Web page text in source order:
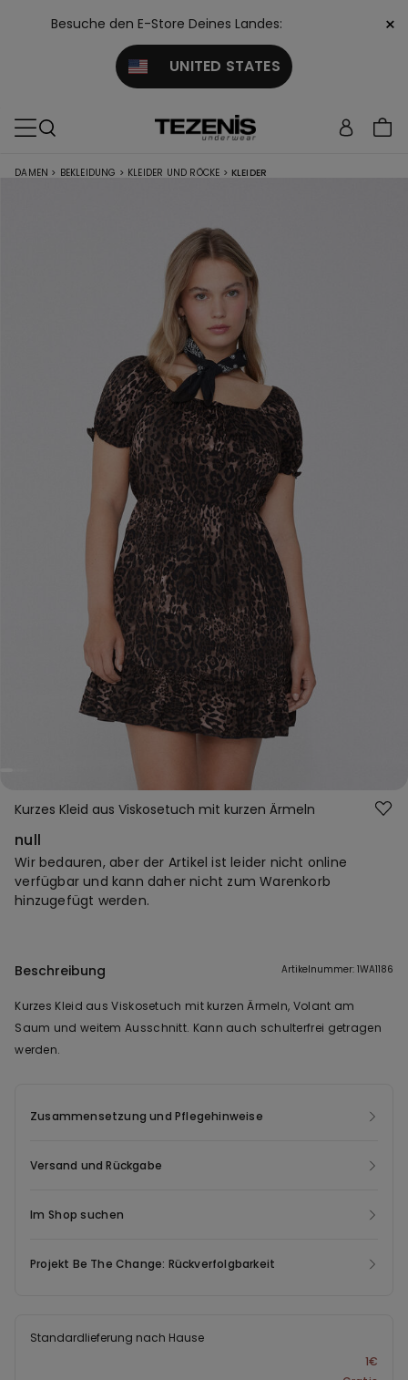
Besuche den E-Store Deines Landes:
UNITED STATES
×
DAMEN > BEKLEIDUNG > KLEIDER UND RÖCKE > KLEIDER
Kurzes Kleid aus Viskosetuch mit kurzen Ärmeln
null
Wir bedauren, aber der Artikel ist leider nicht online
verfügbar und kann daher nicht zum Warenkorb
hinzugefügt werden.
Beschreibung Artikelnummer: 1WA1186
Kurzes Kleid aus Viskosetuch mit kurzen Ärmeln, Volant am
Saum und weitem Ausschnitt. Kann auch schulterfrei getragen
werden.
Zusammensetzung und Pflegehinweise
Versand und Rückgabe
Im Shop suchen
Projekt Be The Change: Rückverfolgbarkeit
Standardlieferung nach Hause
1€